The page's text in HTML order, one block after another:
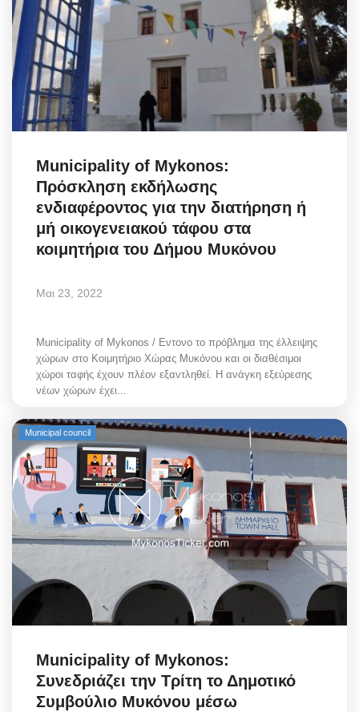
Municipality of Mykonos:
Πρόσκληση εκδήλωσης
ενδιαφέροντος για την διατήρηση ή
μή οικογενειακού τάφου στα
κοιμητήρια του Δήμου Μυκόνου
Μαι 23, 2022
Municipality of Mykonos / Εντονο το πρόβλημα της έλλειψης
χώρων στο Κοιμητήριο Χώρας Μυκόνου και οι διαθέσιμοι
χώροι ταφής έχουν πλέον εξαντληθεί. Η ανάγκη εξεύρεσης
νέων χώρων έχει...
Municipal council
Municipality of Mykonos:
Συνεδριάζει την Τρίτη το Δημοτικό
Συμβούλιο Μυκόνου μέσω